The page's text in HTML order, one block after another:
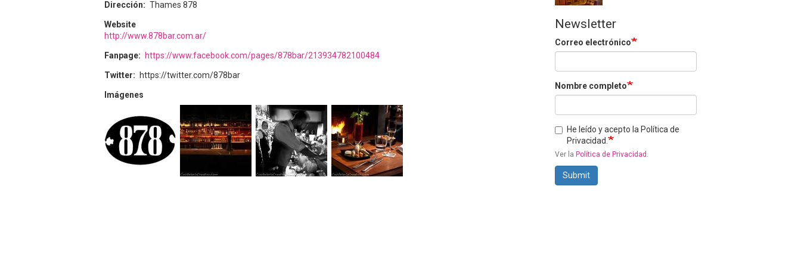
Dirección Thames 878
Website
http://www.878bar.com.ar/
Fanpage https://www.facebook.com/pages/878bar/213934782100484
Twitter https://twitter.com/878bar
Imágenes
Newsletter
Correo electrónico
Nombre completo
He leído y acepto la Política de
Privacidad.
Ver la Política de Privacidad .
Submit